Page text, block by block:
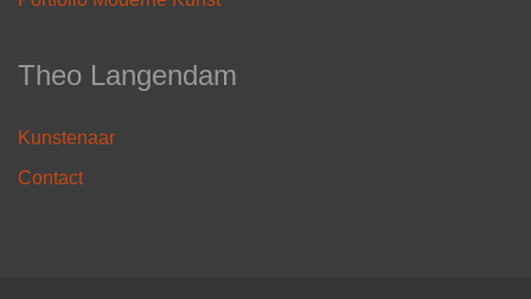
Theo Langendam
Kunstenaar
Contact